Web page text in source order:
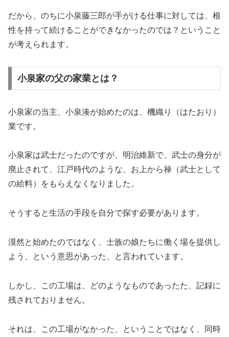
だから、のちに小泉藤三郎が手がける仕事に対しては、根
性を持って続けることができなかったのでは？ということ
が考えられます。
小泉家の父の家業とは？
小泉家の当主、小泉湊が始めたのは、機織り（はたおり）
業です。
小泉家は武士だったのですが、明治維新で、武士の身分が
廃止されて、江戸時代のような、お上から禄（武士として
の給料）をもらえなくなりました。
そうすると生活の手段を自分で探す必要があります。
漠然と始めたのではなく、士族の娘たちに働く場を提供し
よう、という意思があった、と言われています。
しかし、この工場は、どのようなものであったた、記録に
残されておりません。
それは、この工場がなかった、ということではなく、同時